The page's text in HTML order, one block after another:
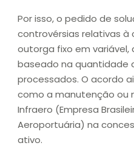
Por isso, o pedido de
controvérsias relativas à
outorga fixo em variável,
baseado na quantidade
processados. O acordo
como a manutenção ou
Infraero (Empresa
Aeroportuária) na
ativo.